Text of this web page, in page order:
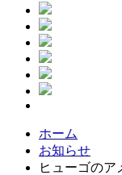
ホーム
お知らせ
ヒューゴのア